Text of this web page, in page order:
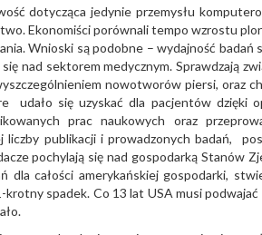
dotycząca jedynie przemysłu
Ekonomiści porównali tempo wzrostu
Wnioski są podobne – wydajność
nad sektorem medycznym. Sprawdzają
nowotworów piersi, oraz
udało się uzyskać dla pacjentów dzięki
prac naukowych oraz
liczby publikacji i prowadzonych badań,
pochylają się nad gospodarką Stanów
dla całości amerykańskiej gospodarki,
spadek. Co 13 lat USA musi